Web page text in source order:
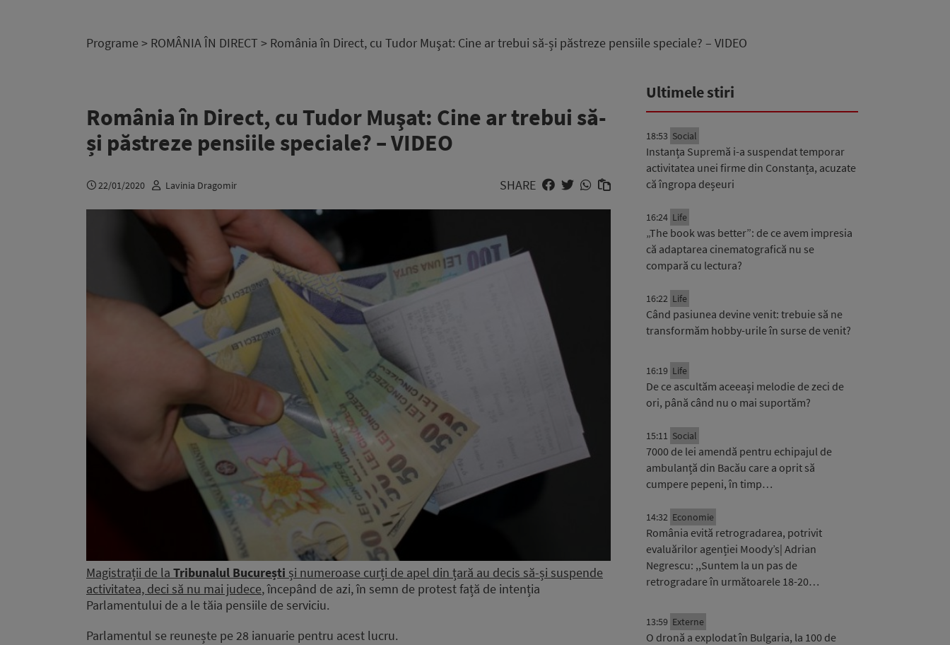
Programe > ROMÂNIA ÎN DIRECT > România în Direct, cu Tudor Muşat: Cine ar trebui să-și păstreze pensiile speciale? – VIDEO
România în Direct, cu Tudor Muşat: Cine ar trebui să-
și păstreze pensiile speciale? – VIDEO
22/01/2020 Lavinia Dragomir SHARE
Magistrații de la Tribunalul București și numeroase curți de apel din țară au decis să-și suspende
activitatea, deci să nu mai judece, începând de azi, în semn de protest față de intenția
Parlamentului de a le tăia pensiile de serviciu.
Parlamentul se reunește pe 28 ianuarie pentru acest lucru.
Ultimele stiri
18:53 Social
Instanța Supremă i-a suspendat temporar
activitatea unei firme din Constanța, acuzate
că îngropa deșeuri
16:24 Life
„The book was better”: de ce avem impresia
că adaptarea cinematografică nu se
compară cu lectura?
16:22 Life
Când pasiunea devine venit: trebuie să ne
transformăm hobby-urile în surse de venit?
16:19 Life
De ce ascultăm aceeași melodie de zeci de
ori, până când nu o mai suportăm?
15:11 Social
7000 de lei amendă pentru echipajul de
ambulanță din Bacău care a oprit să
cumpere pepeni, în timp…
14:32 Economie
România evită retrogradarea, potrivit
evaluărilor agenției Moody’s| Adrian
Negrescu: ,,Suntem la un pas de
retrogradare în următoarele 18-20…
13:59 Externe
O dronă a explodat în Bulgaria, la 100 de